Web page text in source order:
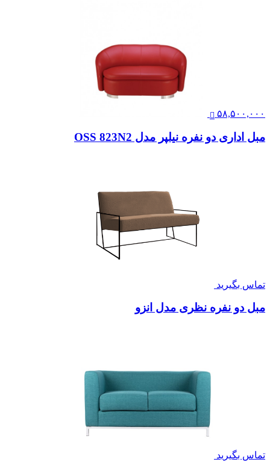
۵۸,۵۰۰,۰۰۰
مبل اداری دو نفره نیلپر مدل OSS 823N2
تماس بگیرید
مبل دو نفره نظری مدل انزو
تماس بگیرید